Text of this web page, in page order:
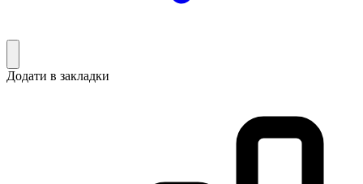
Додати в закладки